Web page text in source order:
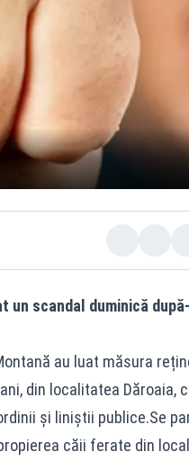
un scandal duminică după-
au luat măsura
din localitatea Dăroaia,
și liniștii publice.Se
căii ferate din